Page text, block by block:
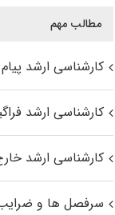
مطالب مهم
کارشناسی ارشد پیام
کارشناسی ارشد
کارشناسی ارشد
سرفصل ها و